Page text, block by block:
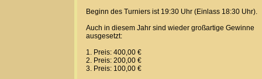
Beginn des Turniers ist 19:30 Uhr (Einlass 18:30 Uhr).
Auch in diesem Jahr sind wieder großartige Gewinne
ausgesetzt:
1. Preis: 400,00 €
2. Preis: 200,00 €
3. Preis: 100,00 €